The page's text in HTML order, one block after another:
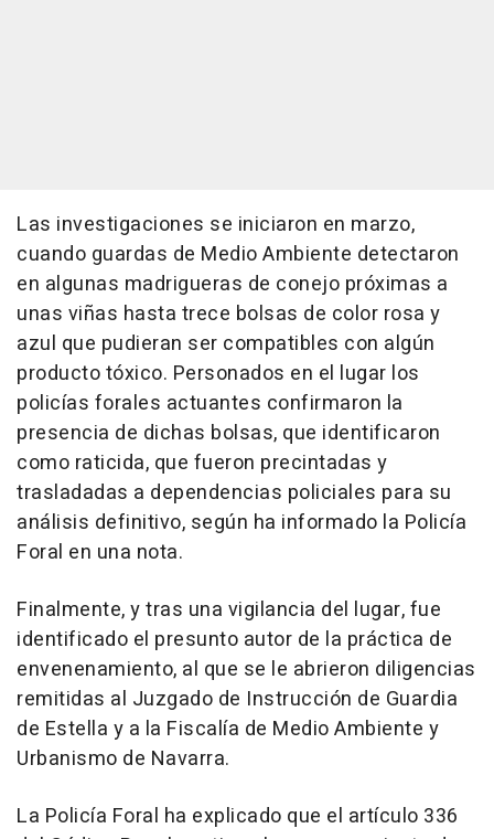
Las investigaciones se iniciaron en marzo,
cuando guardas de Medio Ambiente detectaron
en algunas madrigueras de conejo próximas a
unas viñas hasta trece bolsas de color rosa y
azul que pudieran ser compatibles con algún
producto tóxico. Personados en el lugar los
policías forales actuantes confirmaron la
presencia de dichas bolsas, que identificaron
como raticida, que fueron precintadas y
trasladadas a dependencias policiales para su
análisis definitivo, según ha informado la Policía
Foral en una nota.
Finalmente, y tras una vigilancia del lugar, fue
identificado el presunto autor de la práctica de
envenenamiento, al que se le abrieron diligencias
remitidas al Juzgado de Instrucción de Guardia
de Estella y a la Fiscalía de Medio Ambiente y
Urbanismo de Navarra.
La Policía Foral ha explicado que el artículo 336